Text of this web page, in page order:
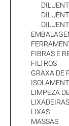
FIBRAS E
FILTROS
GRAXA DE
LIMPEZA
LIXADEIRAS
LIXAS
MASSAS